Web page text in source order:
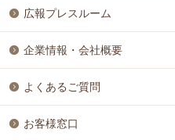
広報プレスルーム
企業情報・会社概要
よくあるご質問
お客様窓口